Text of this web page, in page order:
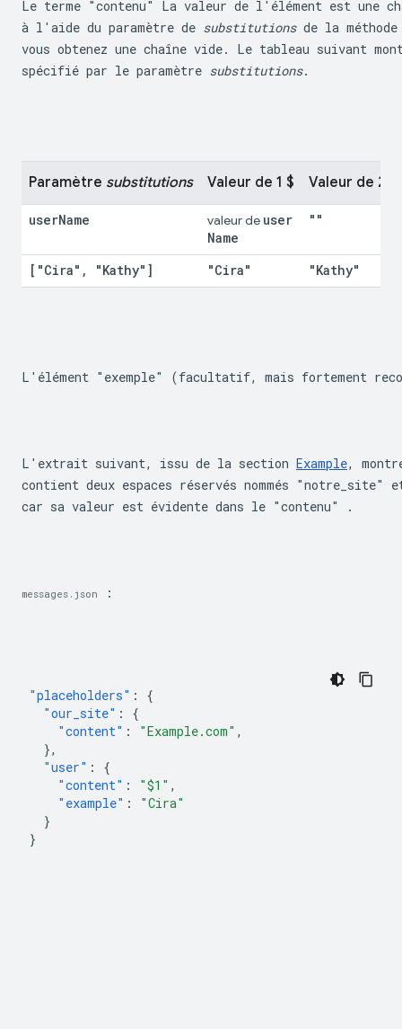
Le terme "contenu" La valeur de l'élément est une
à l'aide du paramètre de substitutions de la
vous obtenez une chaîne vide. Le tableau suivant
spécifié par le paramètre substitutions.
Paramètre substitutions Valeur de 1 $ Valeur de 2 $
userName valeur de user
Name
""
["Cira" , "Kathy"] "Cira" "Kathy"
L'élément "exemple" (facultatif, mais fortement
L'extrait suivant, issu de la section Example,
contient deux espaces réservés nommés
car sa valeur est évidente dans le "contenu" .
messages.json :
"placeholders" :
{
"our_site" :
{
"content" : "Example.com" ,
},
"user" :
{
"content" : "$1" ,
"example" :
"Cira"
}
}